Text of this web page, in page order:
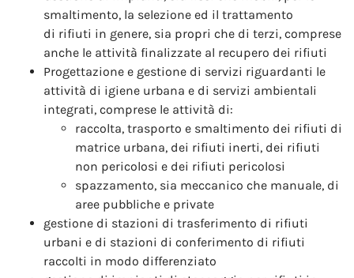
smaltimento, la selezione ed il trattamento
di rifiuti in genere, sia propri che di terzi, comprese
anche le attività finalizzate al recupero dei rifiuti
Progettazione e gestione di servizi riguardanti le
attività di igiene urbana e di servizi ambientali
integrati, comprese le attività di:
raccolta, trasporto e smaltimento dei rifiuti di
matrice urbana, dei rifiuti inerti, dei rifiuti
non pericolosi e dei rifiuti pericolosi
spazzamento, sia meccanico che manuale, di
aree pubbliche e private
gestione di stazioni di trasferimento di rifiuti
urbani e di stazioni di conferimento di rifiuti
raccolti in modo differenziato